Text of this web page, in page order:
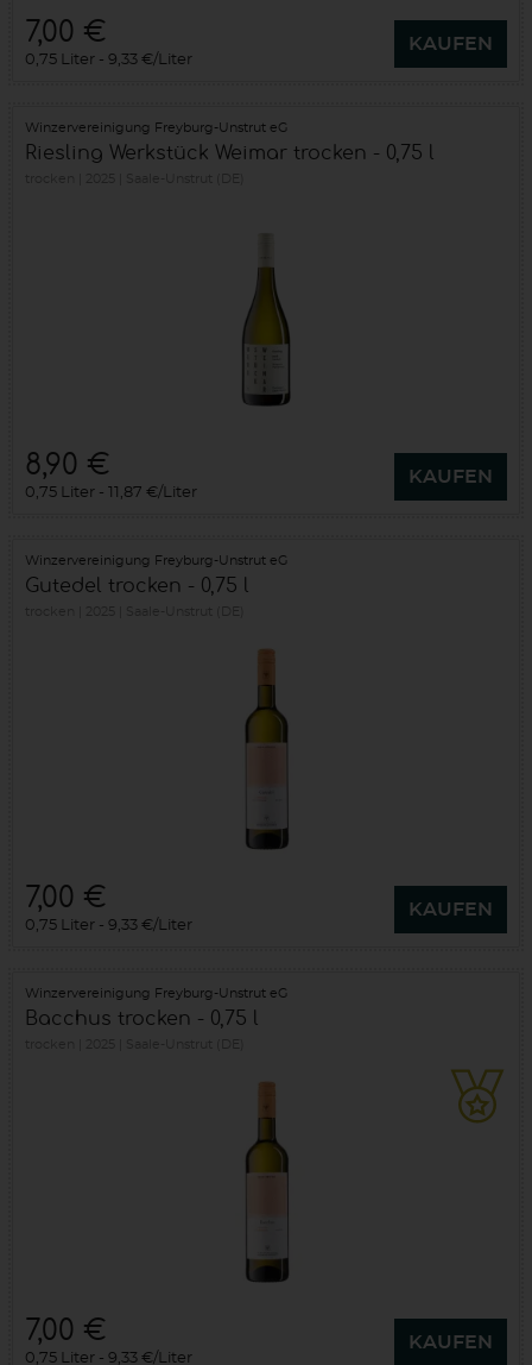
7,00 €
0,75 Liter 9,33 €/Liter
KAUFEN
Winzervereinigung Freyburg-Unstrut eG
Riesling Werkstück Weimar trocken - 0,75 l
8,90 €
0,75 Liter 11,87 €/Liter
KAUFEN
Winzervereinigung Freyburg-Unstrut eG
Gutedel trocken - 0,75 l
7,00 €
0,75 Liter 9,33 €/Liter
KAUFEN
Winzervereinigung Freyburg-Unstrut eG
Bacchus trocken - 0,75 l
7,00 €
0,75 Liter 9,33 €/Liter
KAUFEN